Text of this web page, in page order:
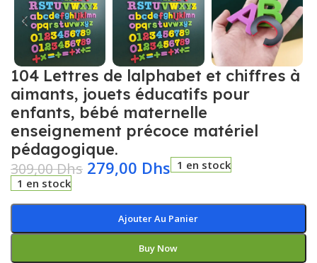
104 Lettres de lalphabet et chiffres à
aimants, jouets éducatifs pour
enfants, bébé maternelle
enseignement précoce matériel
pédagogique.
309,00Dhs 279,00 Dhs 1 en stock
1 en stock
Ajouter Au Panier
Buy Now